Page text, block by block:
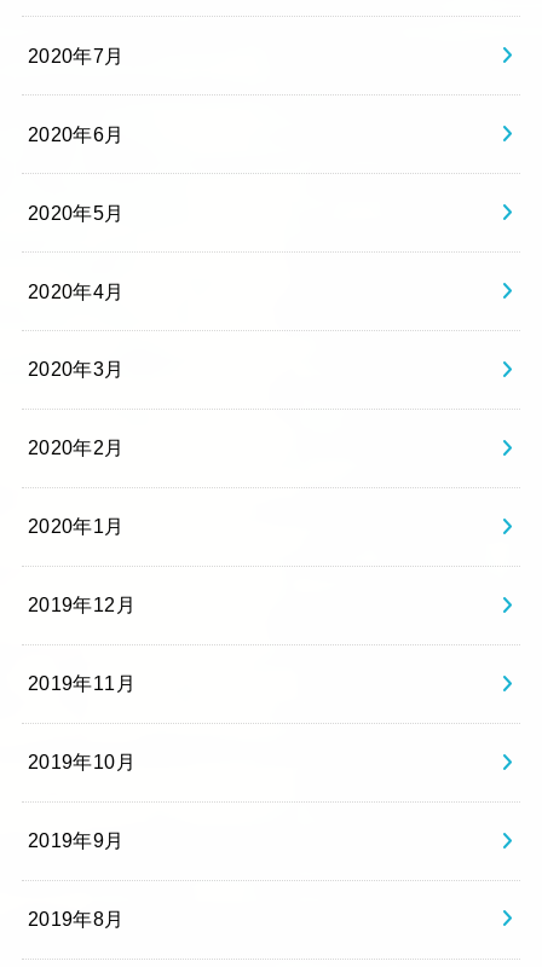
2020年7月
2020年6月
2020年5月
2020年4月
2020年3月
2020年2月
2020年1月
2019年12月
2019年11月
2019年10月
2019年9月
2019年8月